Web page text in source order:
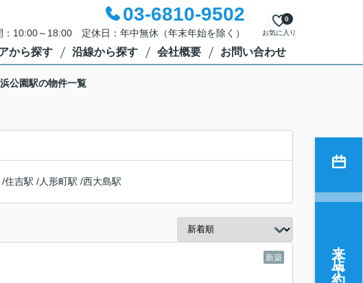
03-6810-9502
：10:00～18:00 定休日：年中無休（年末年始を除く） お気に入り
0
から探す 沿線から探す 会社概要 お問い合わせ
公園駅の物件一覧
/住吉駅 /人形町駅 /西大島駅
新築 来店予約